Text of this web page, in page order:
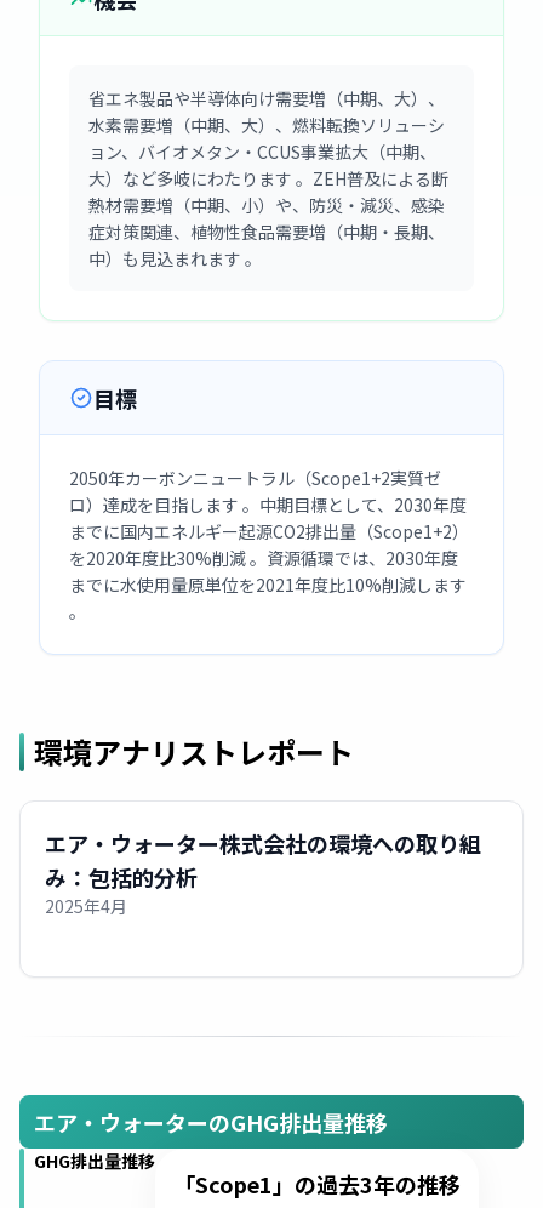
省エネ製品や半導体向け需要増（中期、大）、
水素需要増（中期、大）、燃料転換ソリューシ
ョン、バイオメタン・CCUS事業拡大（中期、
大）など多岐にわたります 。ZEH普及による断
熱材需要増（中期、小）や、防災・減災、感染
症対策関連、植物性食品需要増（中期・長期、
中）も見込まれます 。
目標
2050年カーボンニュートラル（Scope1+2実質ゼ
ロ）達成を目指します 。中期目標として、2030年度
までに国内エネルギー起源CO2排出量（Scope1+2）
を2020年度比30%削減 。資源循環では、2030年度
までに水使用量原単位を2021年度比10%削減します
。
環境アナリストレポート
エア・ウォーター株式会社の環境への取り組
み：包括的分析
2025年4月
エア・ウォーターのGHG排出量推移
GHG排出量推移
「Scope1」の過去3年の推移